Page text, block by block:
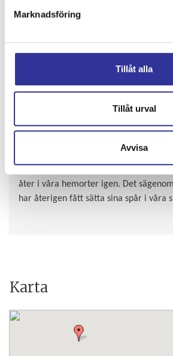
Marknadsföring
Tillåt alla
Tillåt urval
Avvisa
Falun – Hemorten ca 69
åter i våra hemorter igen. Det
har återigen fått sätta sina spår i våra
Karta